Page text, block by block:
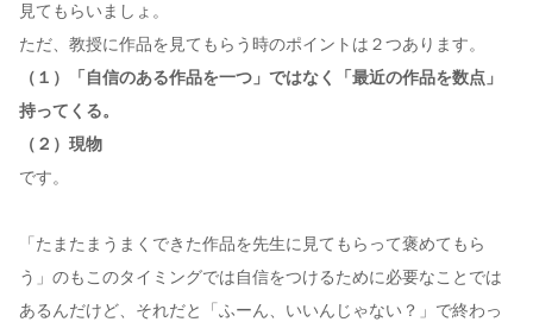
見てもらいましょ。
ただ、教授に作品を見てもらう時のポイントは２つあります。
（１）「自信のある作品を一つ」ではなく「最近の作品を数点」
持ってくる。
（２）現物
です。
「たまたまうまくできた作品を先生に見てもらって褒めてもら
う」のもこのタイミングでは自信をつけるために必要なことでは
あるんだけど、それだと「ふーん、いいんじゃない？」で終わっ